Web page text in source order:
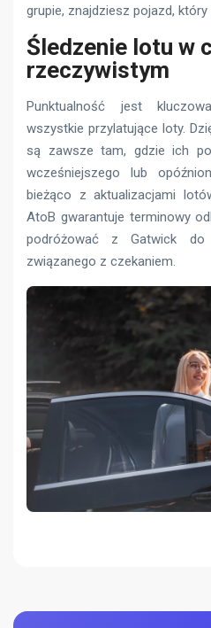
grupie, znajdziesz pojazd, który
Śledzenie lotu w
rzeczywistym
Punktualność jest
wszystkie przylatujące loty.
są zawsze tam, gdzie ich
wcześniejszego lub
bieżąco z aktualizacjami
AtoB gwarantuje terminowy
podróżować z Gatwick do
związanego z czekaniem.